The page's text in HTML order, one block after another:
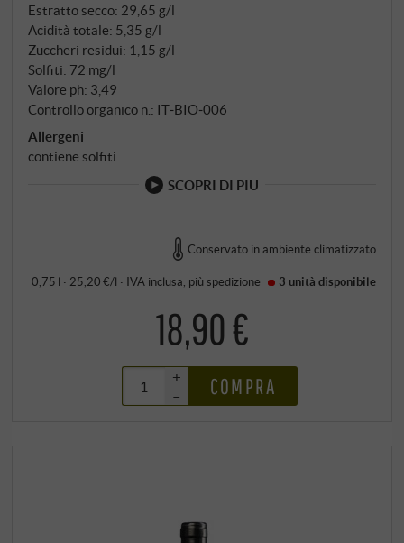
Estratto secco: 29,65 g/l
Acidità totale: 5,35 g/l
Zuccheri residui: 1,15 g/l
Solfiti: 72 mg/l
Valore ph: 3,49
Controllo organico n.: IT‑BIO‑006
Allergeni
contiene solfiti
SCOPRI DI PIÙ
Conservato in ambiente climatizzato
0,75 l · 25,20 €/l · IVA inclusa, piùspedizione 3 unità disponibile
18,90 €
+
–
COMPRA